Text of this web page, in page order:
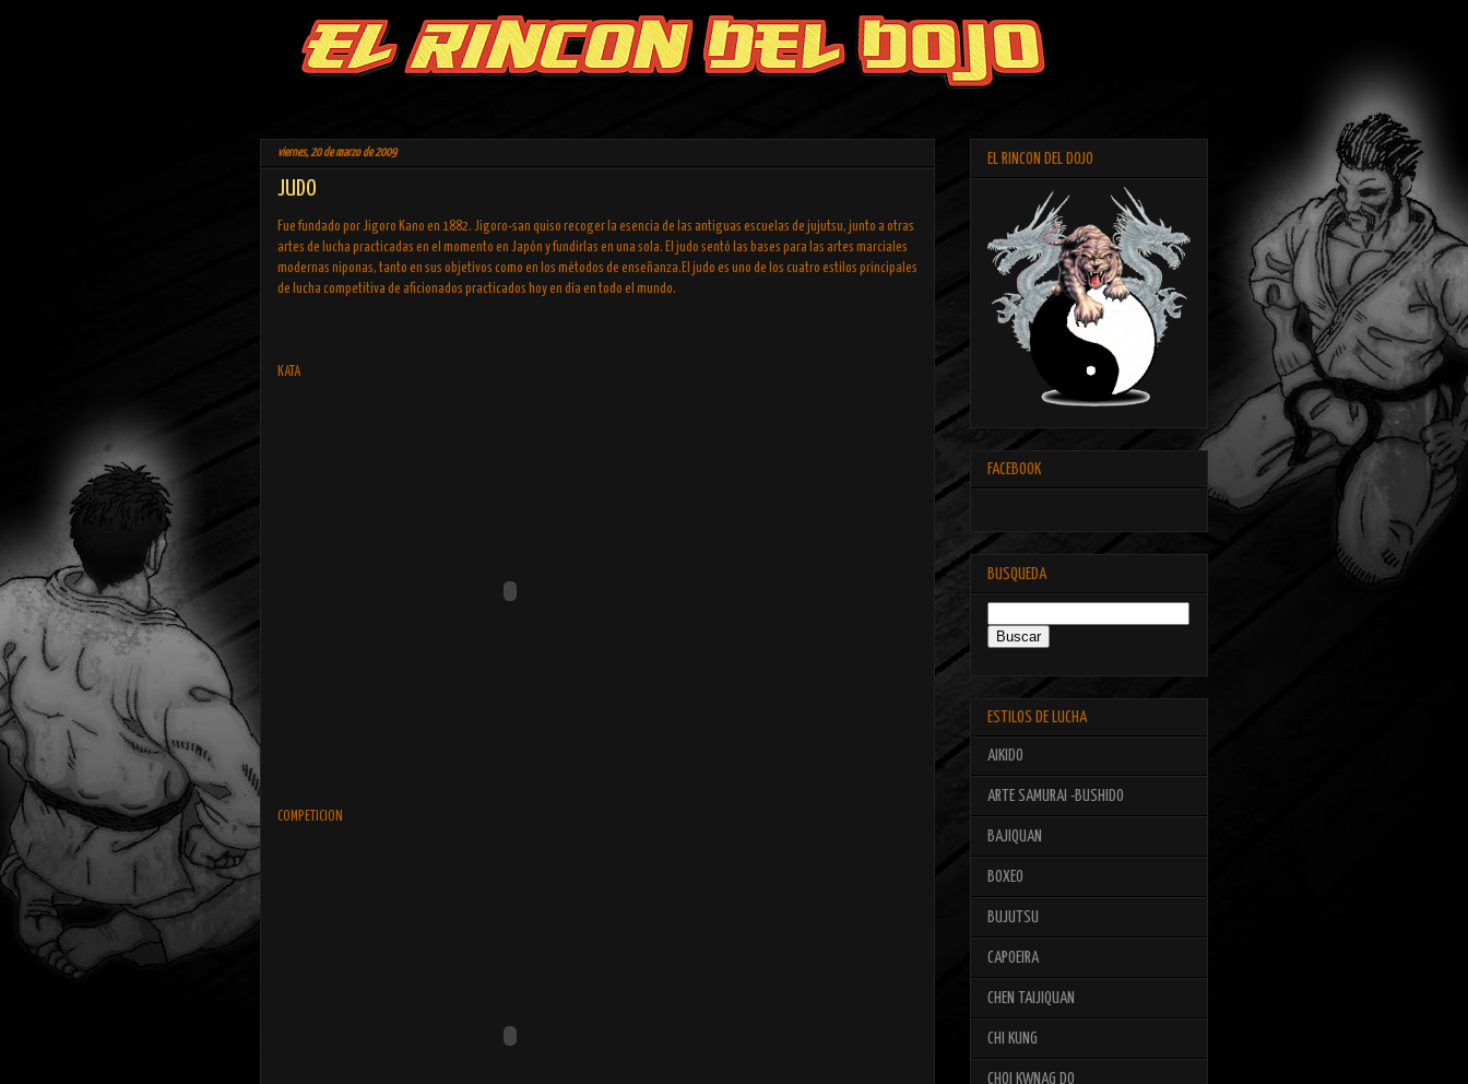
viernes, 20 de marzo de 2009
JUDO
Fue fundado por Jigoro Kano en 1882. Jigoro-san quiso recoger la esencia de las antiguas escuelas de jujutsu, junto a otras
artes de lucha practicadas en el momento en Japón y fundirlas en una sola. El judo sentó las bases para las artes marciales
modernas niponas, tanto en sus objetivos como en los métodos de enseñanza.El judo es uno de los cuatro estilos principales
de lucha competitiva de aficionados practicados hoy en día en todo el mundo.
KATA
COMPETICION
EL RINCON DEL DOJO
FACEBOOK
BUSQUEDA
ESTILOS DE LUCHA
AIKIDO
ARTE SAMURAI -BUSHIDO
BAJIQUAN
BOXEO
BUJUTSU
CAPOEIRA
CHEN TAIJIQUAN
CHI KUNG
CHOI KWNAG DO